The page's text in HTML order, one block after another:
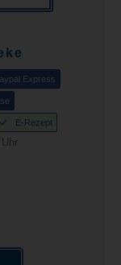
Express
E-Rezept